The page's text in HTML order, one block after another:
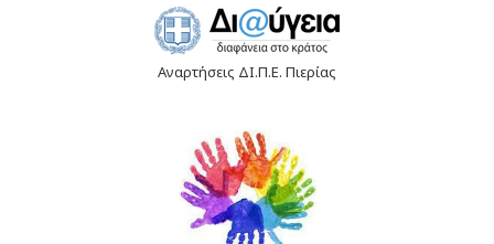
Αναρτήσεις ΔΙ.Π.Ε. Πιερίας